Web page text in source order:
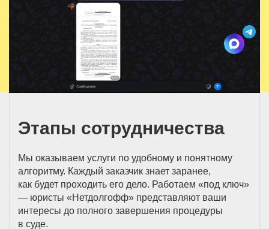
Этапы сотрудничества
Мы оказываем услуги по удобному и понятному
алгоритму. Каждый заказчик знает заранее,
как будет проходить его дело. Работаем «под ключ»
— юристы «Нетдолгофф» представляют ваши
интересы до полного завершения процедуры
в суде.